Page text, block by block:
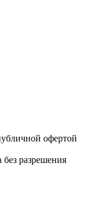
офертой
разрешения